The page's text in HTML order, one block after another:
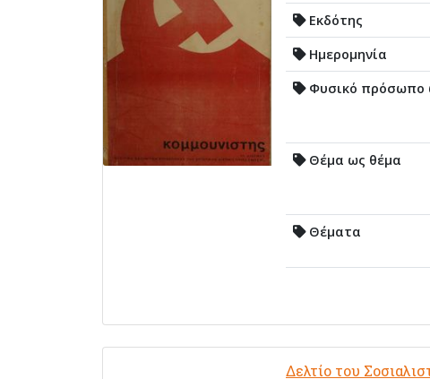
Εκδότης
Ημερομηνία
Φυσικό πρόσωπο
Θέμα ως θέμα
Θέματα
Δελτίο του